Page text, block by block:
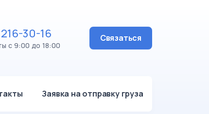
30-16
с 9:00 до 18:00
Связаться
Заявка на отправку груза